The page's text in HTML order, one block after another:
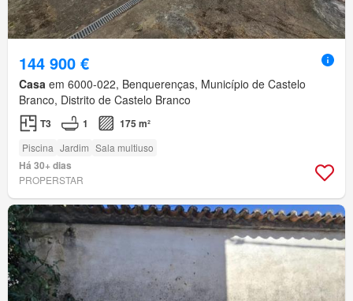
144 900 €
Casa em 6000-022, Benquerenças, Município de Castelo
Branco, Distrito de Castelo Branco
T3 1 175 m²
Piscina Jardim Sala multiuso
Há 30+ dias
PROPERSTAR